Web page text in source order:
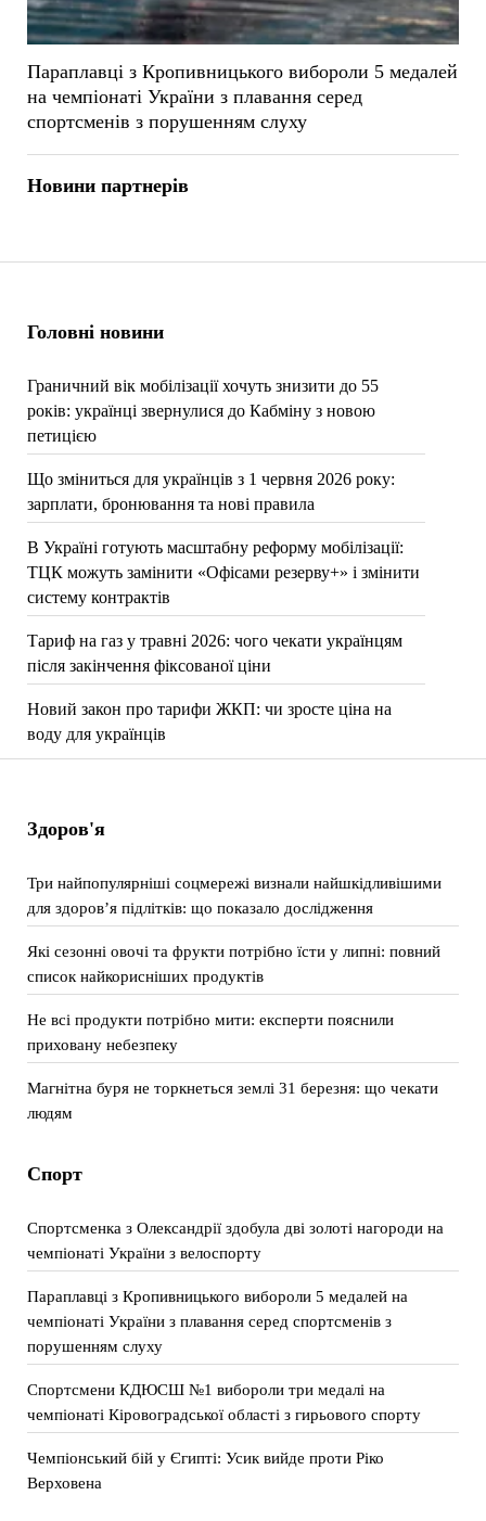
Головні новини
Граничний вік мобілізації хочуть знизити до 55
років: українці звернулися до Кабміну з новою
петицією
Що зміниться для українців з 1 червня 2026 року:
зарплати, бронювання та нові правила
В Україні готують масштабну реформу мобілізації:
ТЦК можуть замінити «Офісами резерву+» і змінити
систему контрактів
Тариф на газ у травні 2026: чого чекати українцям
після закінчення фіксованої ціни
Новий закон про тарифи ЖКП: чи зросте ціна на
воду для українців
Параплавці з Кропивницького вибороли 5 медалей
на чемпіонаті України з плавання серед
спортсменів з порушенням слуху
Новини партнерів
Здоров'я
Три найпопулярніші соцмережі визнали найшкідливішими
для здоров’я підлітків: що показало дослідження
Які сезонні овочі та фрукти потрібно їсти у липні: повний
список найкорисніших продуктів
Не всі продукти потрібно мити: експерти пояснили
приховану небезпеку
Магнітна буря не торкнеться землі 31 березня: що чекати
людям
Спорт
Спортсменка з Олександрії здобула дві золоті нагороди на
чемпіонаті України з велоспорту
Параплавці з Кропивницького вибороли 5 медалей на
чемпіонаті України з плавання серед спортсменів з
порушенням слуху
Спортсмени КДЮСШ №1 вибороли три медалі на
чемпіонаті Кіровоградської області з гирьового спорту
Чемпіонський бій у Єгипті: Усик вийде проти Ріко
Верховена